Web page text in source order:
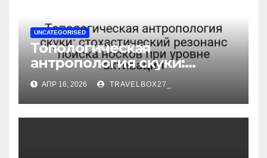
UNCATEGORISED
Топологическая
антропология скуки:
стохастический резонанс
поиска носков при уровне
активации
АПР 16, 2026 TRAVELBOX27_